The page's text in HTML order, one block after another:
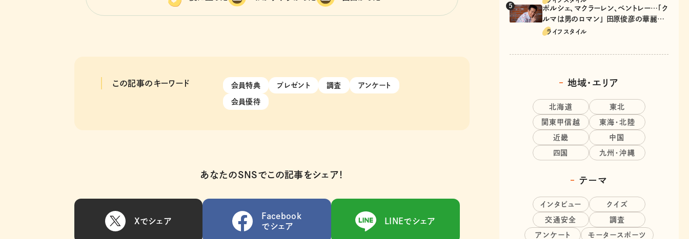
この記事のキーワード 会員特典 プレゼント 調査 アンケート
会員優待
あなたのSNSでこの記事をシェア！
Xでシェア
Facebook
でシェア
LINEでシェア
ポルシェ、マクラーレン、ベントレー…「ク
ルマは男のロマン」 田原俊彦の華麗な
る愛車遍歴
ライフスタイル
地域・エリア
北海道 東北
関東甲信越 東海・北陸
近畿 中国
四国 九州・沖縄
テーマ
インタビュー クイズ
交通安全 調査
アンケート モータースポーツ